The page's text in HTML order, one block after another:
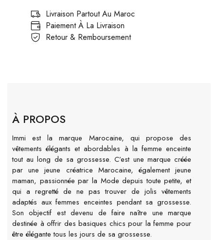
Livraison Partout Au Maroc
Paiement À La Livraison
Retour & Remboursement
À PROPOS
Immi est la marque Marocaine, qui propose des
vêtements élégants et abordables à la femme enceinte
tout au long de sa grossesse. C’est une marque créée
par une jeune créatrice Marocaine, également jeune
maman, passionnée par la Mode depuis toute petite, et
qui a regretté de ne pas trouver de jolis vêtements
adaptés aux femmes enceintes pendant sa grossesse.
Son objectif est devenu de faire naître une marque
destinée à offrir des basiques chics pour la femme pour
être élégante tous les jours de sa grossesse.